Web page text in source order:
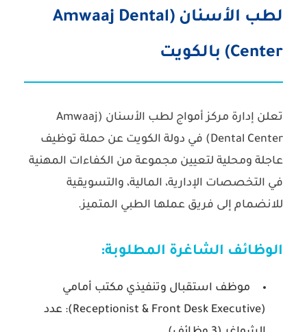
لطب الأسنان (Amwaaj Dental
Center) بالكويت
تعلن إدارة
مركز أمواج لطب الأسنان (Amwaaj
Dental Center)
في دولة الكويت عن حملة توظيف
عاجلة ومحلية لتعيين مجموعة من الكفاءات المهنية
في التخصصات الإدارية، المالية، والتسويقية
للانضمام إلى فريق عملها الطبي المتميز.
الوظائف الشاغرة المطلوبة:
موظف استقبال وتنفيذي مكتب أمامي
(Receptionist & Front Desk Executive):
عدد